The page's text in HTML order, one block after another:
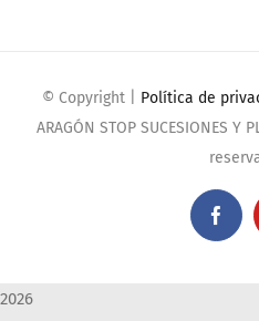
© Copyright Política de
ARAGÓN STOP SUCESIONES Y
2026